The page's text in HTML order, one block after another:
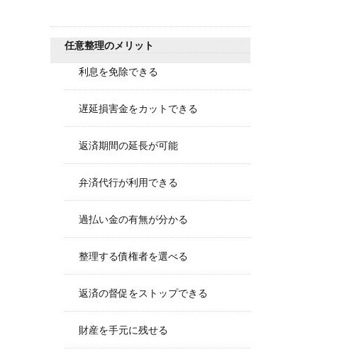
任意整理のメリット
利息を免除できる
遅延損害金をカットできる
返済期間の延長が可能
弁済代行が利用できる
過払い金の有無が分かる
整理する債権者を選べる
返済の督促をストップできる
財産を手元に残せる